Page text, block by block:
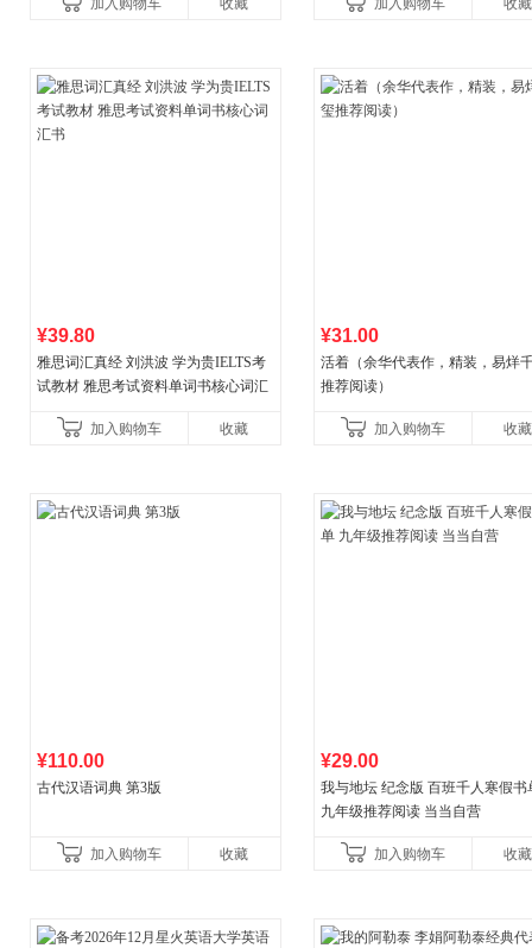
国青年出版社加入购物车 收藏 加入购物车 收藏
¥39.80
雅思词汇真经 刘洪波 学为贵IELTS考
试教材 雅思考试资料单词书核心词汇
加入购物车
收藏
¥31.00
活着（余华代表作，精装，易烊
推荐阅读）
加入购物车 收藏
¥110.00
古代汉语词典 第3版
加入购物车 收藏
¥29.00
我与地坛 纪念版 百班千人寒假书
九年级推荐阅读 当当自营
加入购物车 收藏